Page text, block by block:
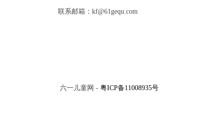
联系邮箱：kf@61gequ.com
六一儿童网 - 粤ICP备11008935号